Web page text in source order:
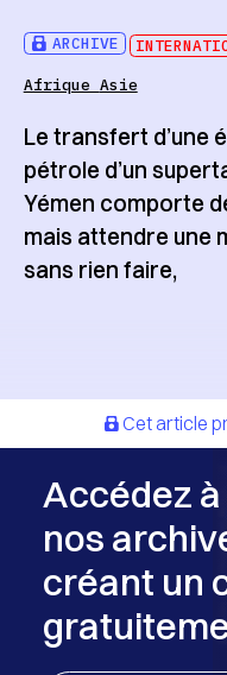
ARCHIVE
Afrique Asie
Le transfert d’une
pétrole d’un
Yémen comporte
mais attendre une
sans rien faire,
Cet article
Accédez
nos
créant un